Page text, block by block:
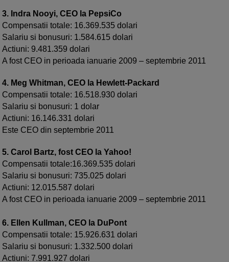
3. Indra Nooyi, CEO la PepsiCo
Compensatii totale: 16.369.535 dolari
Salariu si bonusuri: 1.584.615 dolari
Actiuni: 9.481.359 dolari
A fost CEO in perioada ianuarie 2009 – septembrie 2011
4. Meg Whitman, CEO la Hewlett-Packard
Compensatii totale: 16.518.930 dolari
Salariu si bonusuri: 1 dolar
Actiuni: 16.146.331 dolari
Este CEO din septembrie 2011
5. Carol Bartz, fost CEO la Yahoo!
Compensatii totale:16.369.535 dolari
Salariu si bonusuri: 735.025 dolari
Actiuni: 12.015.587 dolari
A fost CEO in perioada ianuarie 2009 – septembrie 2011
6. Ellen Kullman, CEO la DuPont
Compensatii totale: 15.926.631 dolari
Salariu si bonusuri: 1.332.500 dolari
Actiuni: 7.991.927 dolari